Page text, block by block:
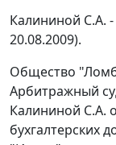
Калининой С.А.
20.08.2009).
Общество
Арбитражный
Калининой С.А.
бухгалтерских